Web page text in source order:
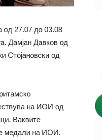
од 27.07 до 03.08
Дамјан Давков од
Стојановски од
на ИОИ од
Ваквите
медали на ИОИ.